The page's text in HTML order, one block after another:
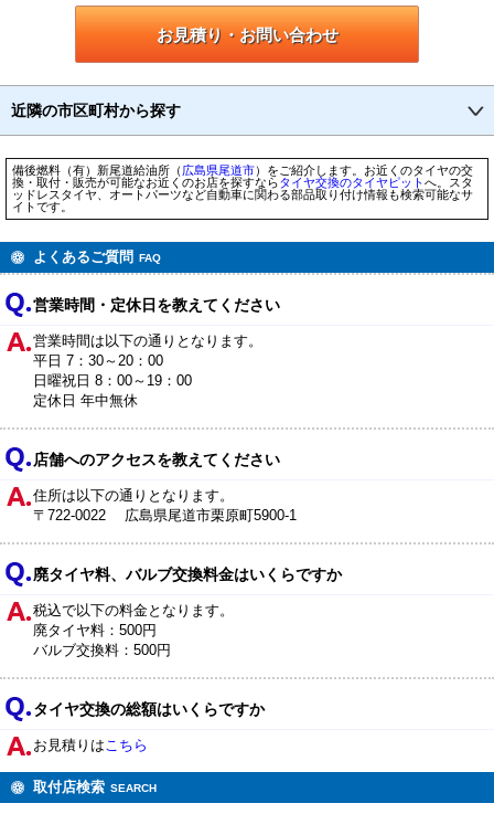
お見積り・お問い合わせ
近隣の市区町村から探す
備後燃料（有）新尾道給油所（広島県尾道市）をご紹介します。お近くのタイヤの交
換・取付・販売が可能なお近くのお店を探すならタイヤ交換のタイヤピットへ。スタ
ッドレスタイヤ、オートパーツなど自動車に関わる部品取り付け情報も検索可能なサ
イトです。
よくあるご質問 FAQ
営業時間・定休日を教えてください
営業時間は以下の通りとなります。
平日 7：30～20：00
日曜祝日 8：00～19：00
定休日 年中無休
店舗へのアクセスを教えてください
住所は以下の通りとなります。
〒722-0022 広島県尾道市栗原町5900-1
廃タイヤ料、バルブ交換料金はいくらですか
税込で以下の料金となります。
廃タイヤ料：500円
バルブ交換料：500円
タイヤ交換の総額はいくらですか
お見積りはこちら
取付店検索 SEARCH